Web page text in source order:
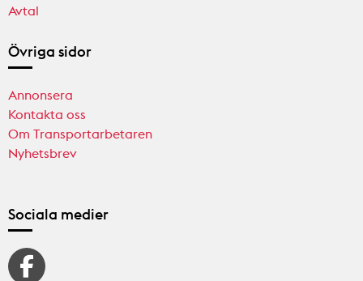
Avtal
Övriga sidor
Annonsera
Kontakta oss
Om Transportarbetaren
Nyhetsbrev
Sociala medier